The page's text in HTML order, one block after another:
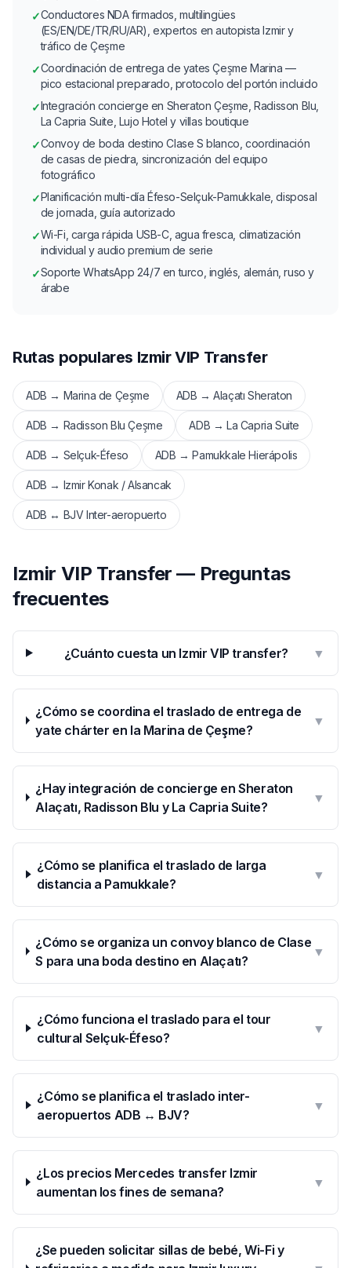
✓Conductores NDA firmados, multilingües
(ES/EN/DE/TR/RU/AR), expertos en autopista Izmir y
tráfico de Çeşme
✓Coordinación de entrega de yates Çeşme Marina —
pico estacional preparado, protocolo del portón incluido
✓Integración concierge en Sheraton Çeşme, Radisson Blu,
La Capria Suite, Lujo Hotel y villas boutique
✓Convoy de boda destino Clase S blanco, coordinación
de casas de piedra, sincronización del equipo
fotográfico
✓Planificación multi-día Éfeso-Selçuk-Pamukkale, disposal
de jornada, guía autorizado
✓Wi-Fi, carga rápida USB-C, agua fresca, climatización
individual y audio premium de serie
✓Soporte WhatsApp 24/7 en turco, inglés, alemán, ruso y
árabe
Rutas populares Izmir VIP Transfer
ADB → Marina de Çeşme ADB → Alaçatı Sheraton
ADB → Radisson Blu Çeşme ADB → La Capria Suite
ADB → Selçuk-Éfeso ADB → Pamukkale Hierápolis
ADB → Izmir Konak / Alsancak
ADB ↔ BJV Inter-aeropuerto
Izmir VIP Transfer — Preguntas
frecuentes
¿Cuánto cuesta un Izmir VIP transfer? ▼
¿Cómo se coordina el traslado de entrega de
yate chárter en la Marina de Çeşme?
▼
¿Hay integración de concierge en Sheraton
Alaçatı, Radisson Blu y La Capria Suite?
▼
¿Cómo se planifica el traslado de larga
distancia a Pamukkale?
▼
¿Cómo se organiza un convoy blanco de Clase
S para una boda destino en Alaçatı?
▼
¿Cómo funciona el traslado para el tour
cultural Selçuk-Éfeso?
▼
¿Cómo se planifica el traslado inter-
aeropuertos ADB ↔ BJV?
▼
¿Los precios Mercedes transfer Izmir
aumentan los fines de semana?
▼
¿Se pueden solicitar sillas de bebé, Wi-Fi y